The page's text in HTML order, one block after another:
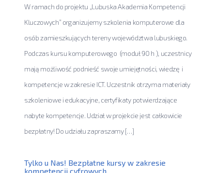
W ramach do projektu „Lubuska Akademia Kompetencji
Kluczowych” organizujemy szkolenia komputerowe dla
osób zamieszkujących tereny województwa lubuskiego.
Podczas kursu komputerowego (moduł 90 h ), uczestnicy
mają możliwość podnieść swoje umiejętności, wiedzę i
kompetencje w zakresie ICT. Uczestnik otrzyma materiały
szkoleniowe i edukacyjne, certyfikaty potwierdzające
nabyte kompetencje. Udział w projekcie jest całkowicie
bezpłatny! Do udziału zapraszamy […]
Tylko u Nas! Bezpłatne kursy w zakresie
kompetencji cyfrowych